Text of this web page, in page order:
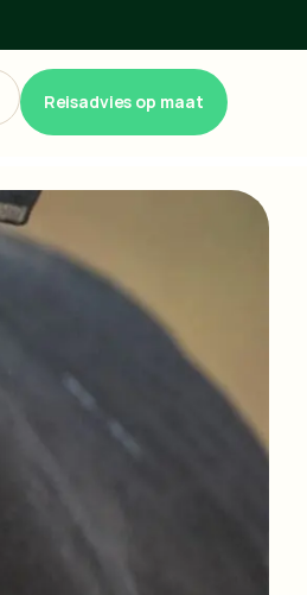
Reisadvies op maat